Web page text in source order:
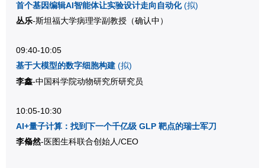
首个基因编辑AI智能体让实验设计走向自动化(拟)
丛乐-斯坦福大学病理学副教授 （确认中）
09:40-10:05
基于大模型的数字细胞构建 (拟)
李鑫-中国科学院动物研究所研究员
10:05-10:30
AI+量子计算：找到下一个千亿级 GLP 靶点的瑞士军刀
李翛然-医图生科联合创始人/CEO